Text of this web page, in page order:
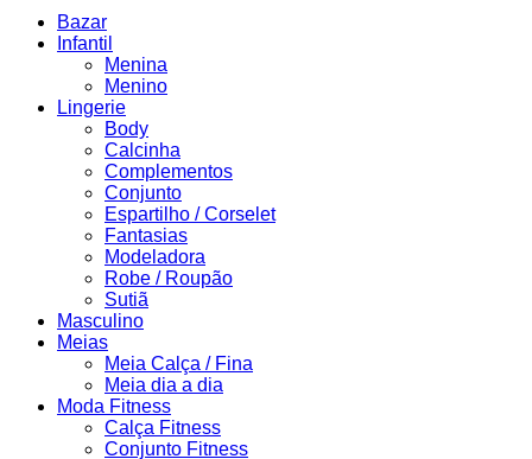
Bazar
Infantil
Menina
Menino
Lingerie
Body
Calcinha
Complementos
Conjunto
Espartilho / Corselet
Fantasias
Modeladora
Robe / Roupão
Sutiã
Masculino
Meias
Meia Calça / Fina
Meia dia a dia
Moda Fitness
Calça Fitness
Conjunto Fitness